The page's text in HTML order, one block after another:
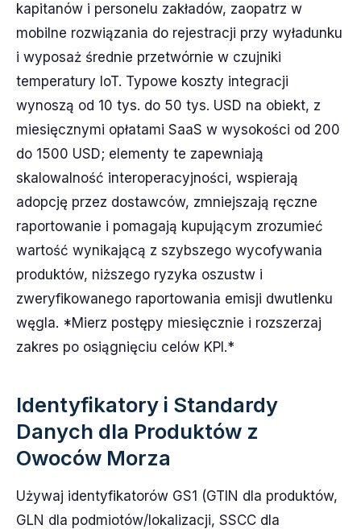
kapitanów i personelu zakładów, zaopatrz w
mobilne rozwiązania do rejestracji przy wyładunku
i wyposaż średnie przetwórnie w czujniki
temperatury IoT. Typowe koszty integracji
wynoszą od 10 tys. do 50 tys. USD na obiekt, z
miesięcznymi opłatami SaaS w wysokości od 200
do 1500 USD; elementy te zapewniają
skalowalność interoperacyjności, wspierają
adopcję przez dostawców, zmniejszają ręczne
raportowanie i pomagają kupującym zrozumieć
wartość wynikającą z szybszego wycofywania
produktów, niższego ryzyka oszustw i
zweryfikowanego raportowania emisji dwutlenku
węgla. *Mierz postępy miesięcznie i rozszerzaj
zakres po osiągnięciu celów KPI.*
Identyfikatory i Standardy
Danych dla Produktów z
Owoców Morza
Używaj identyfikatorów GS1 (GTIN dla produktów,
GLN dla podmiotów/lokalizacji, SSCC dla